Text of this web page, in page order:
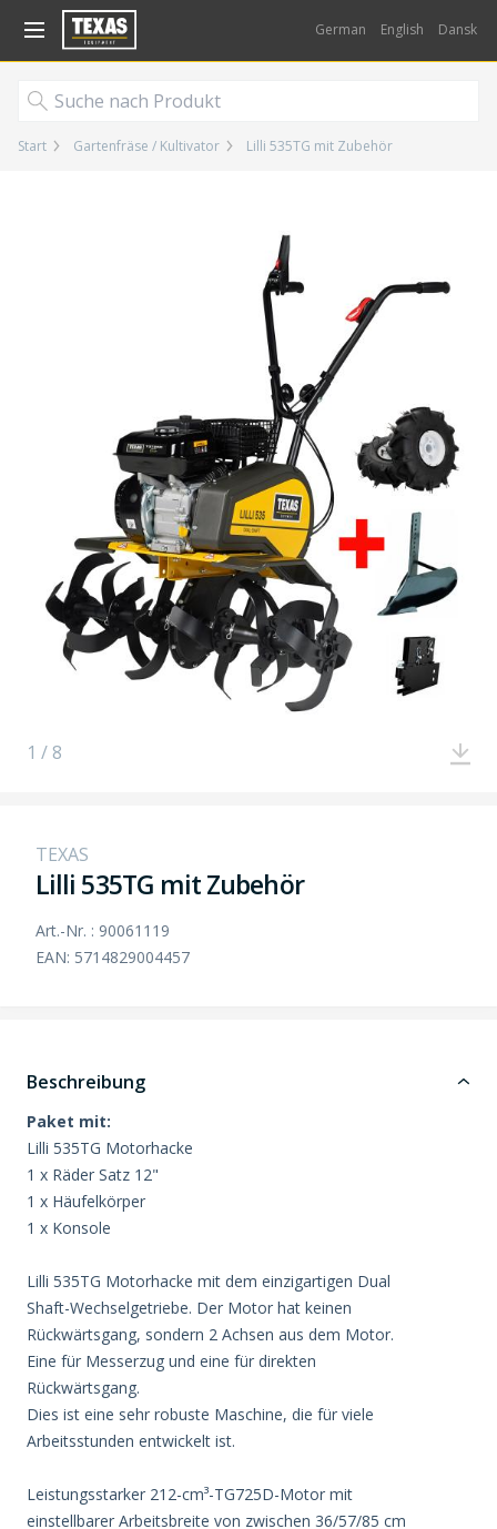
German English Dansk
Gå til kurv (
Start Gartenfräse / Kultivator Lilli 535TG mit Zubehör
1 / 8
TEXAS
Lilli 535TG mit Zubehör
Art.-Nr. : 90061119
EAN: 5714829004457
Beschreibung
Paket mit:
Lilli 535TG Motorhacke
1 x Räder Satz 12"
1 x Häufelkörper
1 x Konsole
Lilli 535TG Motorhacke mit dem einzigartigen Dual
Shaft-Wechselgetriebe. Der Motor hat keinen
Rückwärtsgang, sondern 2 Achsen aus dem Motor.
Eine für Messerzug und eine für direkten
Rückwärtsgang.
Dies ist eine sehr robuste Maschine, die für viele
Arbeitsstunden entwickelt ist.
Leistungsstarker 212-cm³-TG725D-Motor mit
einstellbarer Arbeitsbreite von zwischen 36/57/85 cm